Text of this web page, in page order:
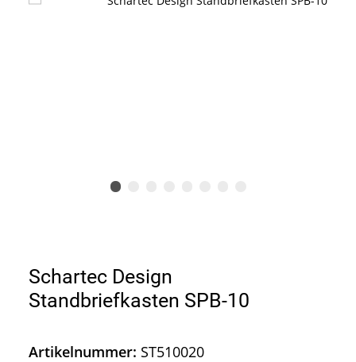
Schartec Design
Standbriefkasten SPB-10
Artikelnummer: ST510020